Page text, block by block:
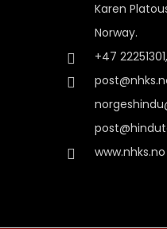
Karen
Norway.
+47